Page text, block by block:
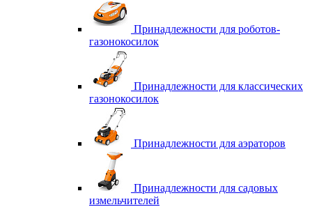
Принадлежности для роботов-
газонокосилок
Принадлежности для классических
газонокосилок
Принадлежности для аэраторов
Принадлежности для садовых
измельчителей